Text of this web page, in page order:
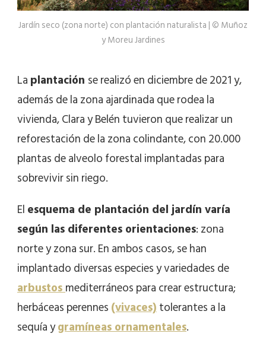
Jardín seco (zona norte) con plantación naturalista | © Muñoz
y Moreu Jardines
Laplantación se realizó en diciembre de 2021 y,
además de la zona ajardinada que rodea la
vivienda, Clara y Belén tuvieron que realizar un
reforestación de la zona colindante, con 20.000
plantas de alveolo forestal implantadas para
sobrevivir sin riego.
Elesquema de plantación del jardín varía
según las diferentes orientaciones: zona
norte y zona sur. En ambos casos, se han
implantado diversas especies y variedades de
arbustosmediterráneos para crear estructura;
herbáceas perennes(vivaces)tolerantes a la
sequía ygramíneas ornamentales.